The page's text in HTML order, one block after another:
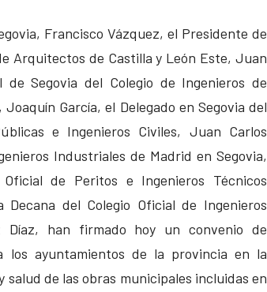
Francisco Vázquez, el Presidente de
Arquitectos de Castilla y León Este, Juan
Segovia del Colegio de Ingenieros de
García, el Delegado en Segovia del
e Ingenieros Civiles, Juan Carlos
Industriales de Madrid en Segovia,
de Peritos e Ingenieros Técnicos
del Colegio Oficial de Ingenieros
Díaz, han firmado hoy un convenio de
los ayuntamientos de la provincia en la
de las obras municipales incluidas en